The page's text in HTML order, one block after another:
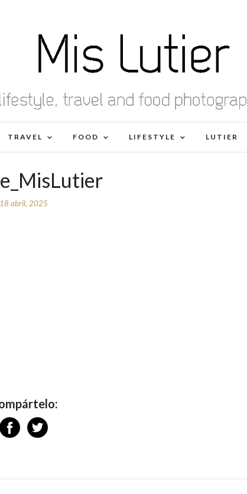
TRAVEL FOOD LIFESTYLE LUTIER
18 abril, 2025